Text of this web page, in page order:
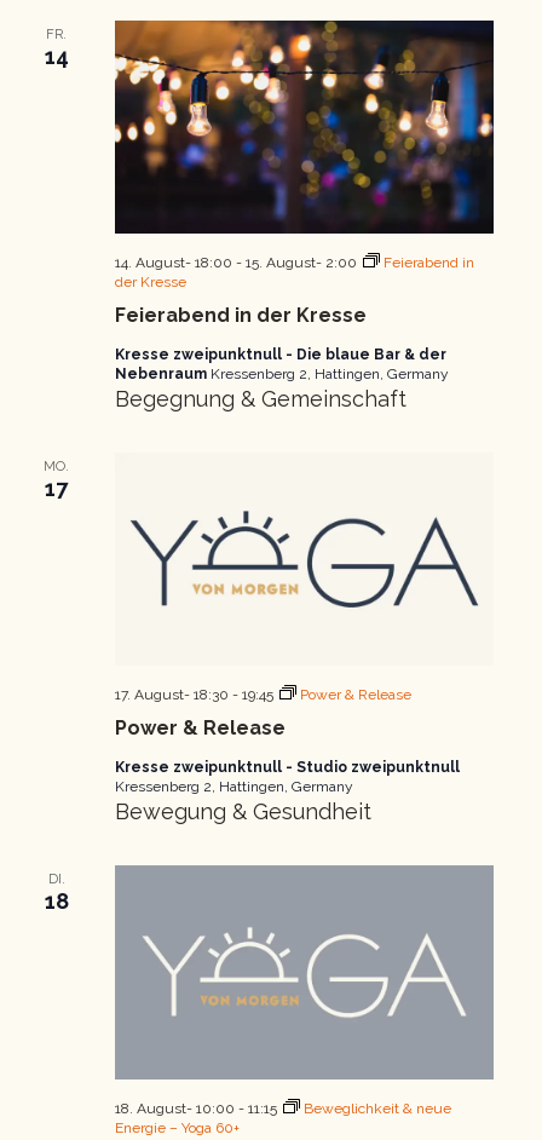
FR.
14
Feierabend in der Kresse
14. August- 18:00 - 15. August- 2:00
Feierabend in
der Kresse
Kresse zweipunktnull - Die blaue Bar & der
Nebenraum Kressenberg 2, Hattingen, Germany
Begegnung & Gemeinschaft
MO.
17
Power & Release
17. August- 18:30 - 19:45 Power & Release
Kresse zweipunktnull - Studio zweipunktnull
Kressenberg 2, Hattingen, Germany
Bewegung & Gesundheit
DI.
18
18. August- 10:00 - 11:15
Beweglichkeit & neue
Energie – Yoga 60+